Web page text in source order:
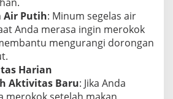
Air Putih: Minum segelas air
Anda merasa ingin merokok
mengurangi dorongan
Harian
Aktivitas Baru: Jika Anda